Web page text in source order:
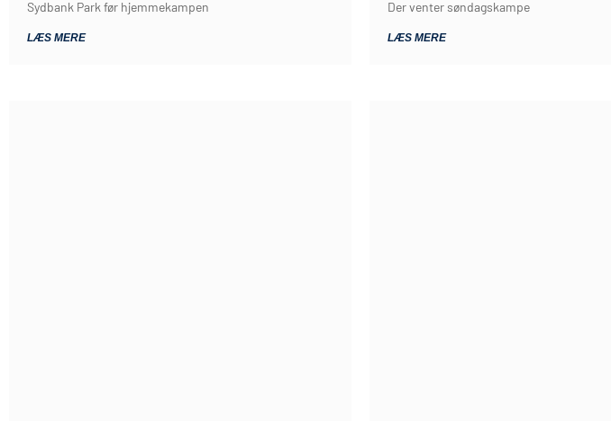
Sydbank Park før hjemmekampen
LÆS MERE
Der venter søndagskampe
LÆS MERE